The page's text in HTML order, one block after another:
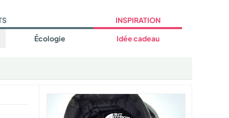
Écologie
INSPIRATION
Idée cadeau